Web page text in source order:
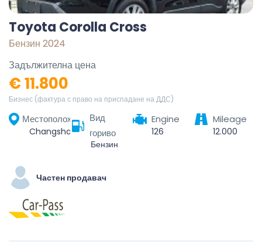
Toyota Corolla Cross
Бензин 2024
Задължителна цена
€ 11.800
Бизнес (фактура с право на приспадане на ДДС)
Местоположение
Changsha, Changsha County, Changsha, Hunan, China
Вид
гориво
Бензин
Engine
126
Mileage
12.000
Частен продавач